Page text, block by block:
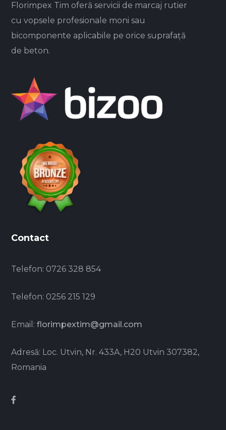
Florimpex Tim oferă servicii de marcaj rutier
cu vopsele profesionale moni sau
bicomponente aplicabile pe orice suprafață
de beton.
Contact
Telefon: 0726 328 854
Telefon: 0256 215 129
Email:florimpextim@gmail.com
Adresă: Loc. Utvin, Nr. 433A, H20 Utvin 307382,
Romania